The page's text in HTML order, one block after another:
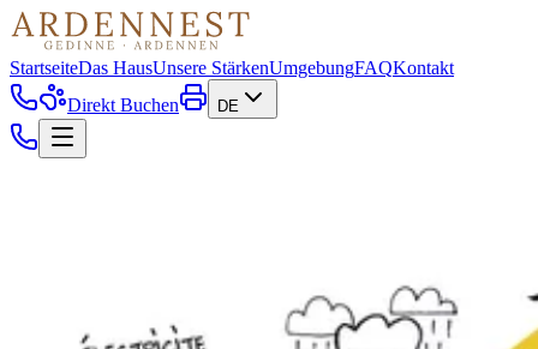
StartseiteDas HausUnsere StärkenUmgebungFAQKontakt
Direkt Buchen
DE